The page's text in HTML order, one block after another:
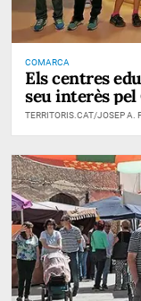
COMARCA
Els centres
seu interès
TERRITORIS.CAT/JOSEP A.